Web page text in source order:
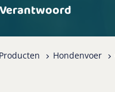
Verantwoord
Producten Hondenvoer